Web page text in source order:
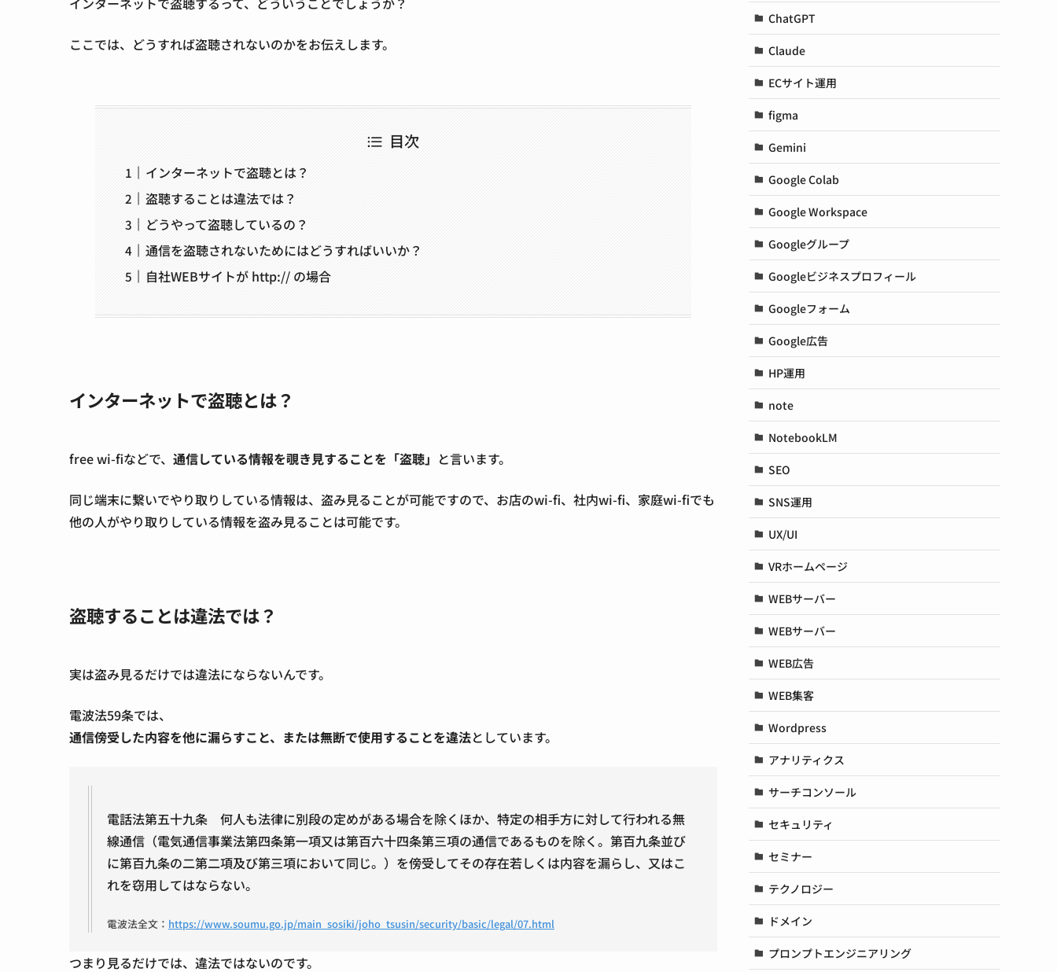
ここでは、どうすれば盗聴されないのかをお伝えします。
目次
インターネットで盗聴とは？
盗聴することは違法では？
どうやって盗聴しているの？
通信を盗聴されないためにはどうすればいいか？
自社WEBサイトが http:// の場合
インターネットで盗聴とは？
free wi-fiなどで、 通信している情報を覗き見することを「盗聴」 と言います。
同じ端末に繋いでやり取りしている情報は、盗み見ることが可能ですので、お店のwi-fi、社内wi-fi、家庭wi-fiでも
他の人がやり取りしている情報を盗み見ることは可能です。
盗聴することは違法では？
実は盗み見るだけでは違法にならないんです。
電波法59条では、
通信傍受した内容を他に漏らすこと、または無断で使用することを違法としています。
電話法第五十九条 何人も法律に別段の定めがある場合を除くほか、特定の相手方に対して行われる無
線通信（電気通信事業法第四条第一項又は第百六十四条第三項の通信であるものを除く。第百九条並び
に第百九条の二第二項及び第三項において同じ。）を傍受してその存在若しくは内容を漏らし、又はこ
れを窃用してはならない。
電波法全文： https://www.soumu.go.jp/main_sosiki/joho_tsusin/security/basic/legal/07.html
つまり見るだけでは、違法ではないのです。
ChatGPT
Claude
ECサイト運用
figma
Gemini
Google Colab
Google Workspace
Googleグループ
Googleビジネスプロフィール
Googleフォーム
Google広告
HP運用
note
NotebookLM
SEO
SNS運用
UX/UI
VRホームページ
WEBサーバー
WEBサーバー
WEB広告
WEB集客
Wordpress
アナリティクス
サーチコンソール
セキュリティ
セミナー
テクノロジー
ドメイン
プロンプトエンジニアリング